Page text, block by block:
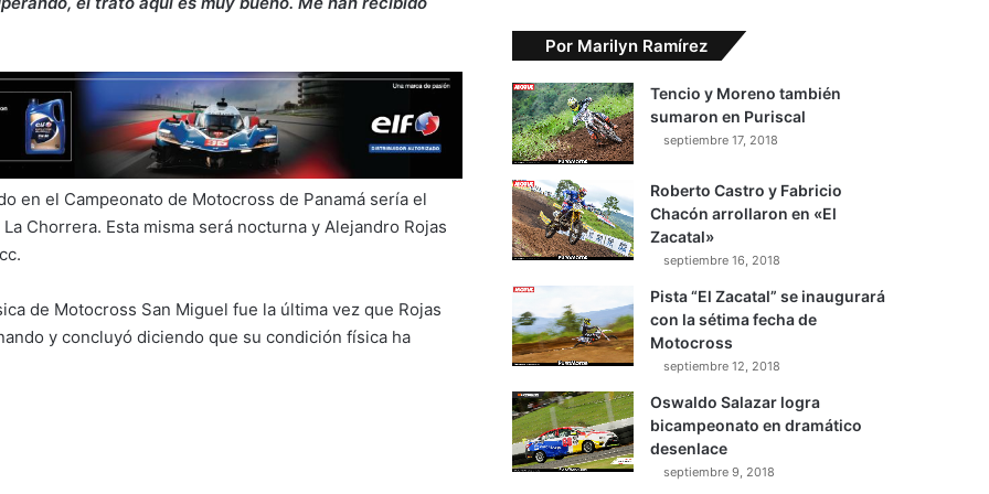
en el Campeonato de Motocross de Panamá sería el
Chorrera. Esta misma será nocturna y Alejandro Rojas
de Motocross San Miguel fue la última vez que Rojas
y concluyó diciendo que su condición física ha
Por Marilyn Ramírez
Tencio y Moreno también
sumaron en Puriscal
septiembre 17, 2018
Roberto Castro y Fabricio
Chacón arrollaron en «El
Zacatal»
septiembre 16, 2018
Pista “El Zacatal” se inaugurará
con la sétima fecha de
Motocross
septiembre 12, 2018
Oswaldo Salazar logra
bicampeonato en dramático
desenlace
septiembre 9, 2018